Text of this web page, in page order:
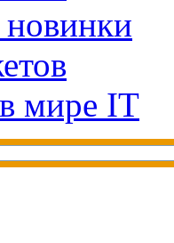
мире IT